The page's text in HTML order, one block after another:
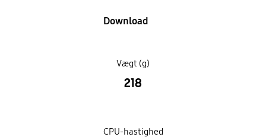
Download
Vægt (g)
218
CPU-hastighed